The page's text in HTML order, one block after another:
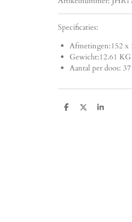
Specificaties:
Afmetingen:152 x
Gewicht:12.61
Aantal per doos:
D
D
S